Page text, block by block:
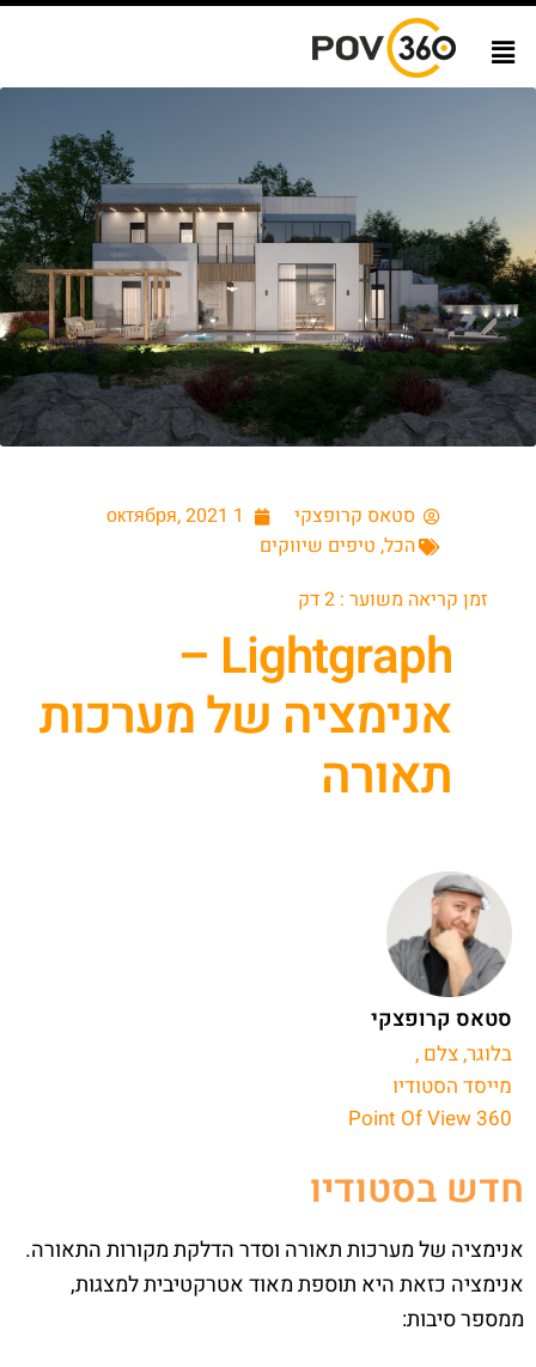
סטאס קרופצקי
1 октября, 2021
הכל, טיפים שיווקים
זמן קריאה משוער : 2דק
Lightgraph –
אנימציה של מערכות
תאורה
סטאס קרופצקי
בלוגר, צלם ,
מייסד הסטודיו
Point Of View 360
חדש בסטודיו
אנימציה של מערכות תאורה וסדר הדלקת מקורות התאורה.
אנימציה כזאת היא תוספת מאוד אטרקטיבית למצגות,
ממספר סיבות: